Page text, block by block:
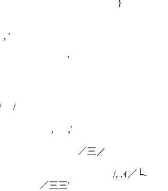
ｒ' }
'
/
,'
三／
／└‐
三三'